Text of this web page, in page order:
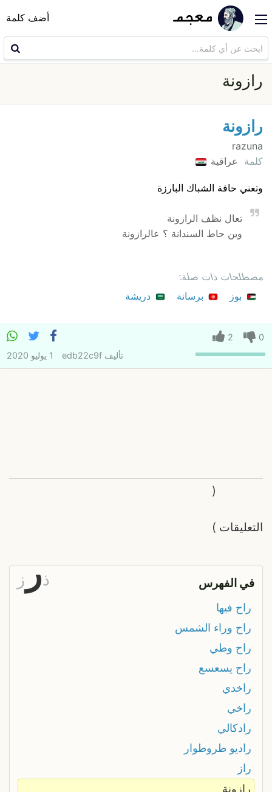
أضف كلمة
رازونة
رازونة
razuna
كلمة
عراقية
وتعني حافة الشباك البارزة
تعال نظف الرازونة
وين حاط السندانة ؟ عالرازونة
مصطلحات ذات صلة:
بوز
برسانة دريشة
0
2
تأليفedb22c9f 1 يوليو 2020
التعليقات
(
)
في الفهرس ذر ز
راح فيها
راح وراء الشمس
راح وطي
راح يسعسع
راخدي
راخي
رادكالي
راديو طروطوار
راز
رازونة